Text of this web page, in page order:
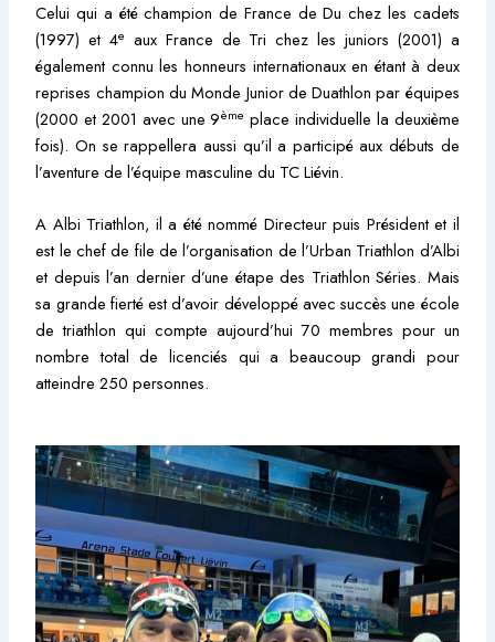
Celui qui a été champion de France de Du chez les cadets
(1997) et 4e aux France de Tri chez les juniors (2001) a
également connu les honneurs internationaux en étant à deux
reprises champion du Monde Junior de Duathlon par équipes
(2000 et 2001 avec une 9ème place individuelle la deuxième
fois). On se rappellera aussi qu’il a participé aux débuts de
l’aventure de l’équipe masculine du TC Liévin.
A Albi Triathlon, il a été nommé Directeur puis Président et il
est le chef de file de l’organisation de l’Urban Triathlon d’Albi
et depuis l’an dernier d’une étape des Triathlon Séries. Mais
sa grande fierté est d’avoir développé avec succès une école
de triathlon qui compte aujourd’hui 70 membres pour un
nombre total de licenciés qui a beaucoup grandi pour
atteindre 250 personnes.